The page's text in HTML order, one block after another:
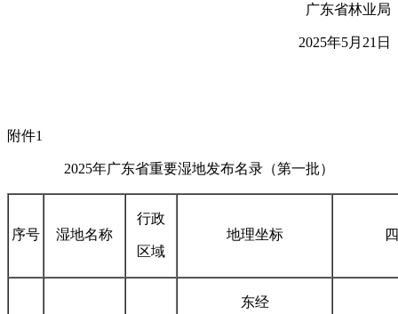
广东省林业局
2025年5月21日
附件1
2025年广东省重要湿地发布名录（第一批）
序号 湿地名称
行政
区域
地理坐标
东经